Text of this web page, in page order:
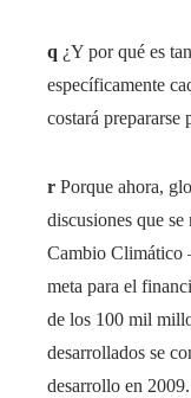
q ¿Y por qué es
específicamente
costará prepararse
r Porque ahora,
discusiones que
Cambio Climático
meta para el
de los 100 mil
desarrollados se
desarrollo en